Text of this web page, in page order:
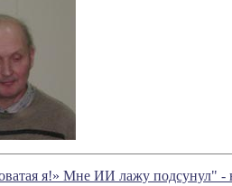
я!» Мне ИИ лажу подсунул" -